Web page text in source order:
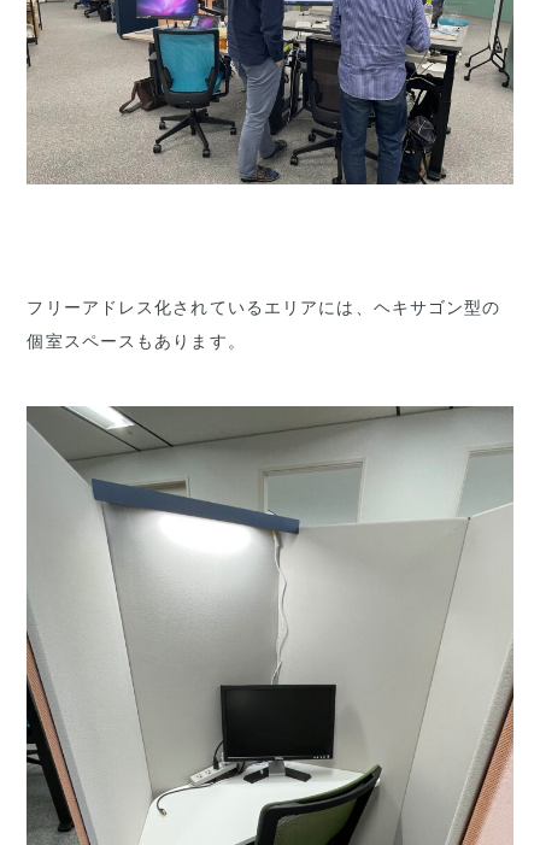
フリーアドレス化されているエリアには、ヘキサゴン型の
個室スペースもあります。